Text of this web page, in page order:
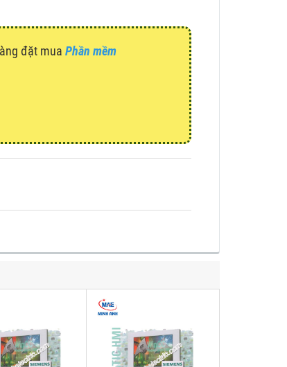
đặt mua Phần mềm